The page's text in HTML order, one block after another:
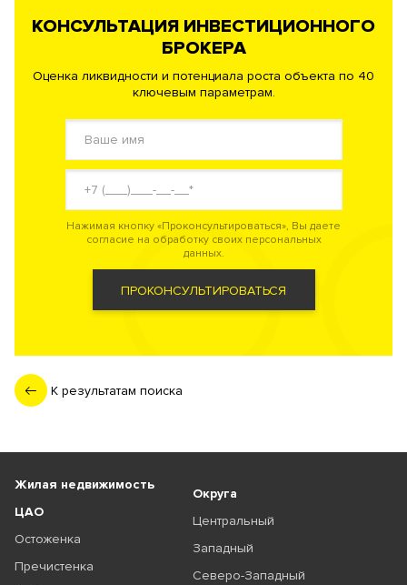
КОНСУЛЬТАЦИЯ ИНВЕСТИЦИОННОГО
БРОКЕРА
Оценка ликвидности и потенциала роста объекта по 40
ключевым параметрам.
Нажимая кнопку «Проконсультироваться», Вы даете
согласие на обработку своих персональных
данных.
ПРОКОНСУЛЬТИРОВАТЬСЯ
К результатам поиска
Жилая недвижимость
ЦАО
Остоженка
Пречистенка
Округа
Центральный
Западный
Северо-Западный